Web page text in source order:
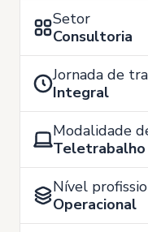
Setor
Consultoria
Jornada de
Integral
Modalidade
Nível
Operacional